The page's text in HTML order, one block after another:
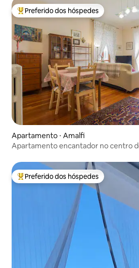
Entre os melhores preferidos dos
Preferido dos hóspedes
Apartamento ⋅ Amalfi
Apartamento encantador no centro
Entre os melhores preferidos dos
Preferido dos hóspedes